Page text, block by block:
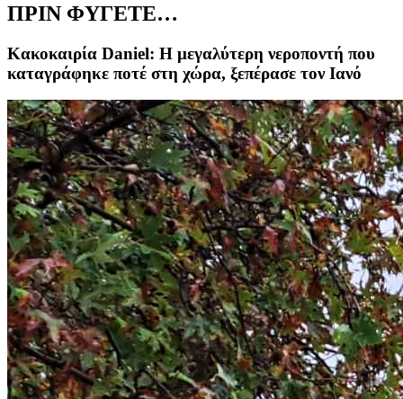
ΠΡΙΝ ΦΥΓΕΤΕ…
Κακοκαιρία Daniel: Η μεγαλύτερη νεροποντή που
καταγράφηκε ποτέ στη χώρα, ξεπέρασε τον Ιανό